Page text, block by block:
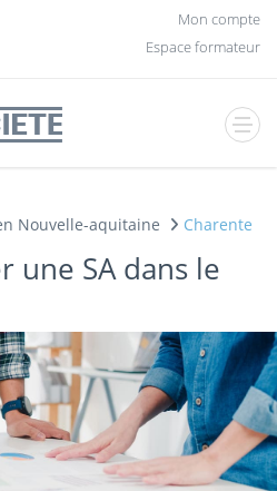
Mon compte
Espace formateur
Nouvelle-aquitaine
Charente
une SA dans le